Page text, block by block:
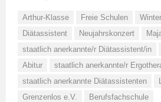
Arthur-Klasse Freie Schulen
Diätassistent
Neujahrskonzert
staatlich anerkannte/r Diätassistent/in
Abitur
staatlich anerkannte/r
staatlich anerkannte Diätassistenten
Grenzenlos e.V.
Berufsfachschule